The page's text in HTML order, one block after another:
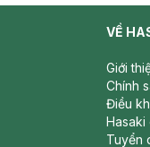
VỀ
Giới
Chính
Điều
Hasaki
Tuyển